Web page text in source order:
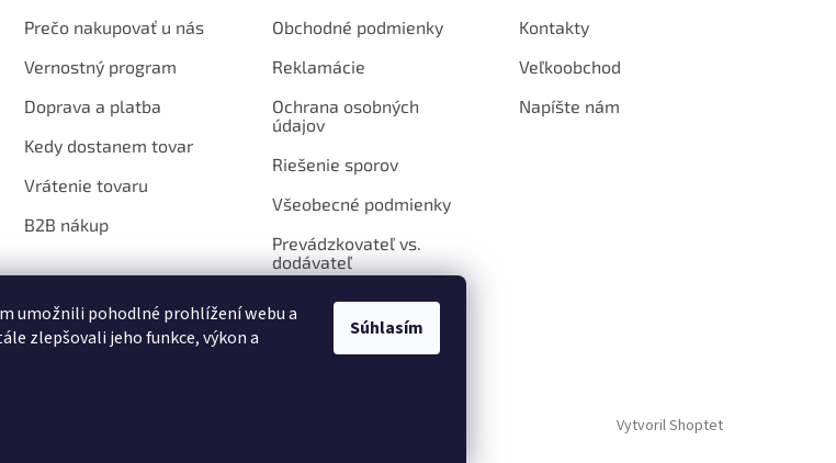
umožnili pohodlné prohlížení webu a
zlepšovali jeho funkce, výkon a
Súhlasím
Prečo nakupovať u nás
Vernostný program
Doprava a platba
Kedy dostanem tovar
Vrátenie tovaru
B2B nákup
Obchodné podmienky
Reklamácie
Ochrana osobných
údajov
Riešenie sporov
Všeobecné podmienky
Prevádzkovateľ vs.
dodávateľ
Kontakty
Veľkoobchod
Napíšte nám
Vytvoril Shoptet